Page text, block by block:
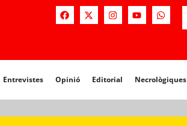
Entrevistes Opinió Editorial Necrològiques
Opinió Editorial Necrològiques